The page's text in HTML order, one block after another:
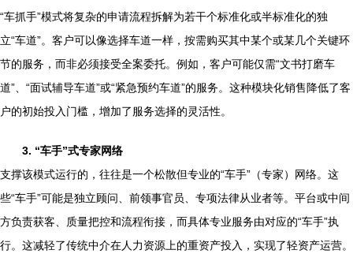
“车抓手”模式将复杂的申请流程拆解为若干个标准化或半标准化的独
立“车道”。客户可以像选择车道一样，按需购买其中某个或某几个关键环
节的服务，而非必须接受全案委托。例如，客户可能仅需“文书打磨车
道”、“面试辅导车道”或“紧急预约车道”的服务。这种模块化销售降低了客
户的初始投入门槛，增加了服务选择的灵活性。
3. “车手”式专家网络
支撑该模式运行的，往往是一个松散但专业的“车手”（专家）网络。这
些“车手”可能是独立顾问、前领事官员、专项法律从业者等。平台或中间
方负责获客、质量把控和流程衔接，而具体专业服务由对应的“车手”执
行。这减轻了传统中介在人力资源上的重资产投入，实现了轻资产运营。